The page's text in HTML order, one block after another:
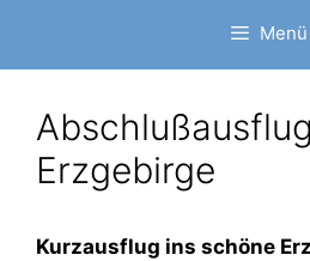
Menü
Erzgebirge
Kurzausflug ins schöne